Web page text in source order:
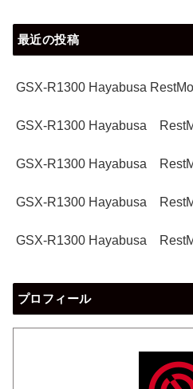
最近の投稿
GSX-R1300 Hayabusa
GSX-R1300 Hayabusa
GSX-R1300 Hayabusa
GSX-R1300 Hayabusa
GSX-R1300 Hayabusa
プロフィール